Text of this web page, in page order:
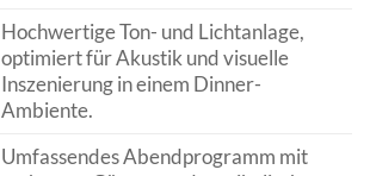
Hochwertige Ton- und Lichtanlage,
optimiert für Akustik und visuelle
Inszenierung in einem Dinner-
Ambiente.
Umfassendes Abendprogramm mit